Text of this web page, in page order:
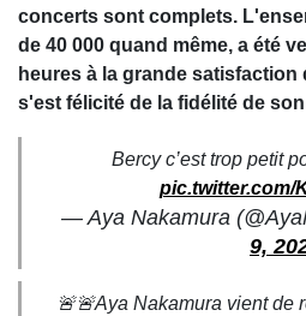
concerts sont complets.
de 40 000 quand même, a été
heures à la grande satisfaction
s'est félicité de la fidélité de
Bercy c’est trop petit
pic.twitter.com/
— Aya Nakamura
9,
🚨🚨Aya Nakamura vient de